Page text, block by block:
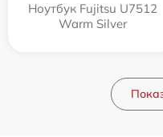
Ноутбук Fujitsu U7512
Warm Silver